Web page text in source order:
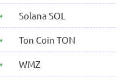
Solana SOL
Ton Coin TON
WMZ